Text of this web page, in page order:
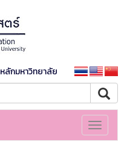
ลักมหาวิทยาลัย
Toggle